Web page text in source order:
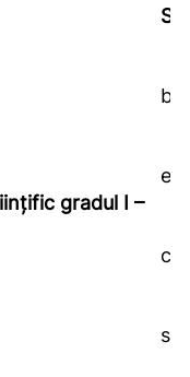
gradul I –